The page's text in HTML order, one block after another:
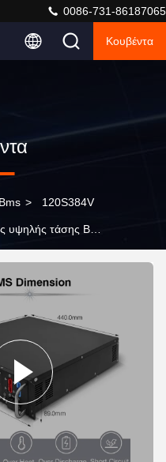
0086-731-86187065
Κουβέντα
> 120S384V
υψηλής τάσης BMS